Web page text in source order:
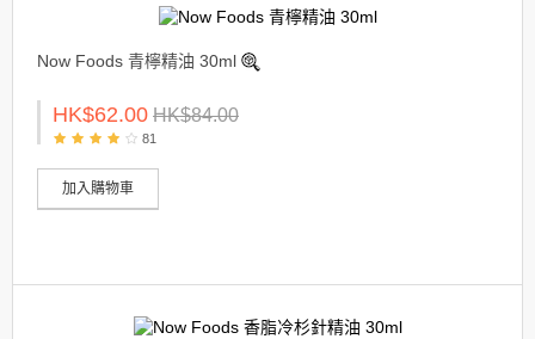
Now Foods 青檸精油 30ml
HK$62.00 HK$84.00
81
加入購物車